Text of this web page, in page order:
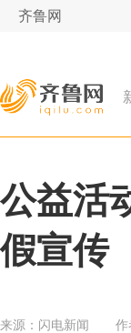
齐鲁网
公益活
假宣传
来源： 闪电新闻 作